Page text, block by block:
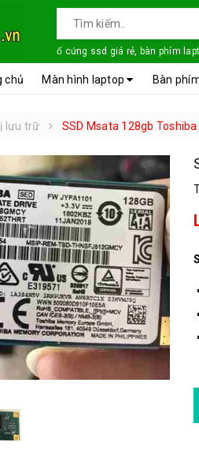
ổ cứng ssd giá rẻ, bàn phím
chủ Màn hình laptop Bàn
lưu trữ SSD Msata 128gb Toshiba